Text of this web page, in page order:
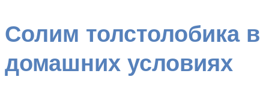
Солим толстолобика в
домашних условиях